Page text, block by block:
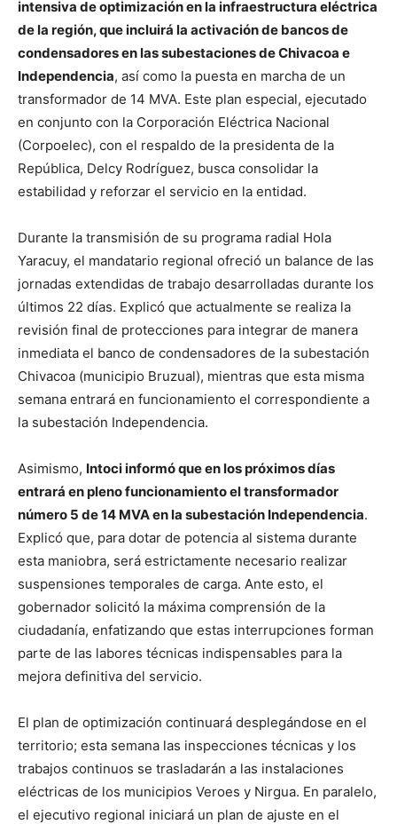
intensiva de optimización en la infraestructura eléctrica
de la región, que incluirá la activación de bancos de
condensadores en las subestaciones de Chivacoa e
Independencia, así como la puesta en marcha de un
transformador de 14 MVA. Este plan especial, ejecutado
en conjunto con la Corporación Eléctrica Nacional
(Corpoelec), con el respaldo de la presidenta de la
República, Delcy Rodríguez, busca consolidar la
estabilidad y reforzar el servicio en la entidad.
​Durante la transmisión de su programa radial Hola
Yaracuy, el mandatario regional ofreció un balance de las
jornadas extendidas de trabajo desarrolladas durante los
últimos 22 días. Explicó que actualmente se realiza la
revisión final de protecciones para integrar de manera
inmediata el banco de condensadores de la subestación
Chivacoa (municipio Bruzual), mientras que esta misma
semana entrará en funcionamiento el correspondiente a
la subestación Independencia.
​Asimismo, Intoci informó que en los próximos días
entrará en pleno funcionamiento el transformador
número 5 de 14 MVA en la subestación Independencia.
Explicó que, para dotar de potencia al sistema durante
esta maniobra, será estrictamente necesario realizar
suspensiones temporales de carga. Ante esto, el
gobernador solicitó la máxima comprensión de la
ciudadanía, enfatizando que estas interrupciones forman
parte de las labores técnicas indispensables para la
mejora definitiva del servicio.
​El plan de optimización continuará desplegándose en el
territorio; esta semana las inspecciones técnicas y los
trabajos continuos se trasladarán a las instalaciones
eléctricas de los municipios Veroes y Nirgua. En paralelo,
el ejecutivo regional iniciará un plan de ajuste en el